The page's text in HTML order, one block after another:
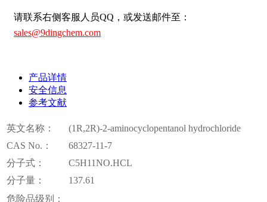
请联系右侧客服人员QQ，或发送邮件至：
sales@9dingchem.com
产品详情
安全信息
参考文献
英文名称：
(1R,2R)-2-aminocyclopentanol hydrochloride
CAS No.：
68327-11-7
分子式：
C5H11NO.HCL
分子量：
137.61
危险品级别：